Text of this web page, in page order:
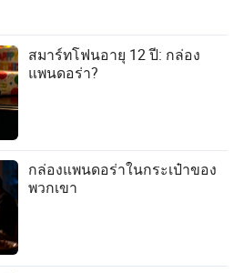
สมาร์ทโฟนอายุ 12 ปี: กล่อง
แพนดอร่า?
กล่องแพนดอร่าในกระเป๋าของ
พวกเขา